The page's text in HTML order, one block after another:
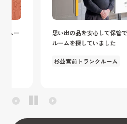
ムー
思い出の品を安心して保管
ルームを探していました
杉並宮前トランクルーム